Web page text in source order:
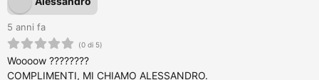
5 anni fa
(0 di 5)
Woooow ????????
COMPLIMENTI, MI CHIAMO ALESSANDRO.